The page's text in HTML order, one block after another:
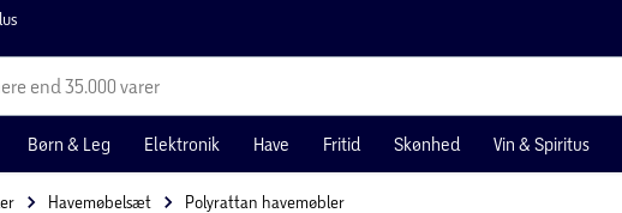
end 35.000 varer
Børn & Leg Elektronik Have Fritid Skønhed Vin & Spiritus
Havemøbelsæt Polyrattan havemøbler